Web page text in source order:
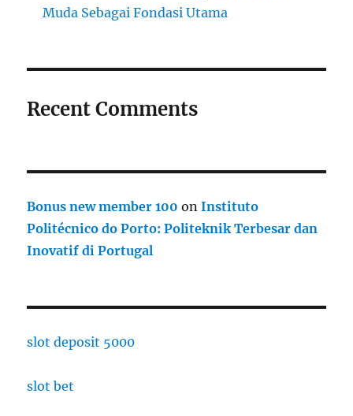
Muda Sebagai Fondasi Utama
Recent Comments
Bonus new member 100 onInstituto
Politécnico do Porto: Politeknik Terbesar dan
Inovatif di Portugal
slot deposit 5000
slot bet